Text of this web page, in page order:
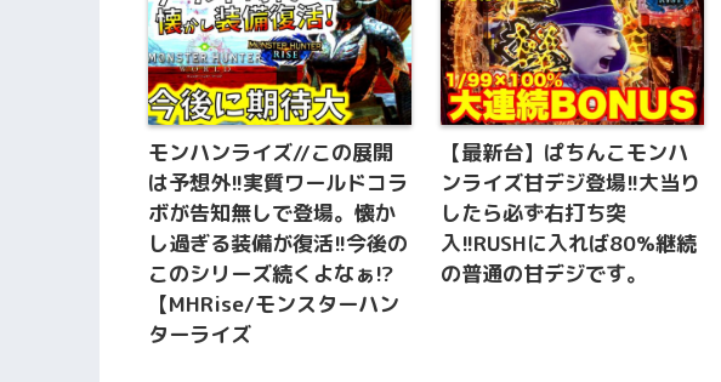
モンハンライズ//この展開
は予想外!!実質ワールドコラ
ボが告知無しで登場。懐か
し過ぎる装備が復活!!今後の
このシリーズ続くよなぁ!?
【MHRise/モンスターハン
ターライズ
【最新台】ぱちんこモンハ
ンライズ甘デジ登場!!大当り
したら必ず右打ち突
入!!RUSHに入れば80%継続
の普通の甘デジです。